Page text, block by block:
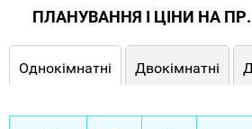
ПЛАНУВАННЯ І ЦІНИ НА
Однокімнатні Двокімнатні